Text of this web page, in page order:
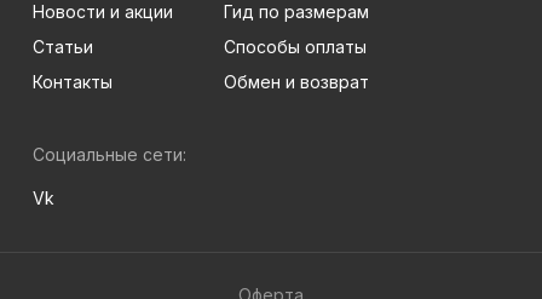
Новости и акции
Статьи
Контакты
Гид по размерам
Способы оплаты
Обмен и возврат
Социальные сети:
Vk
Оферта